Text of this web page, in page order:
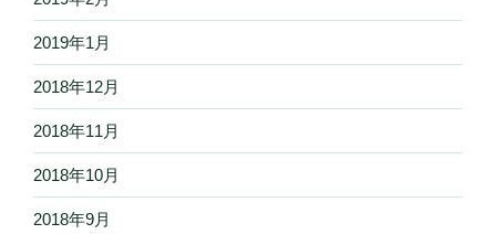
2019年1月
2018年12月
2018年11月
2018年10月
2018年9月